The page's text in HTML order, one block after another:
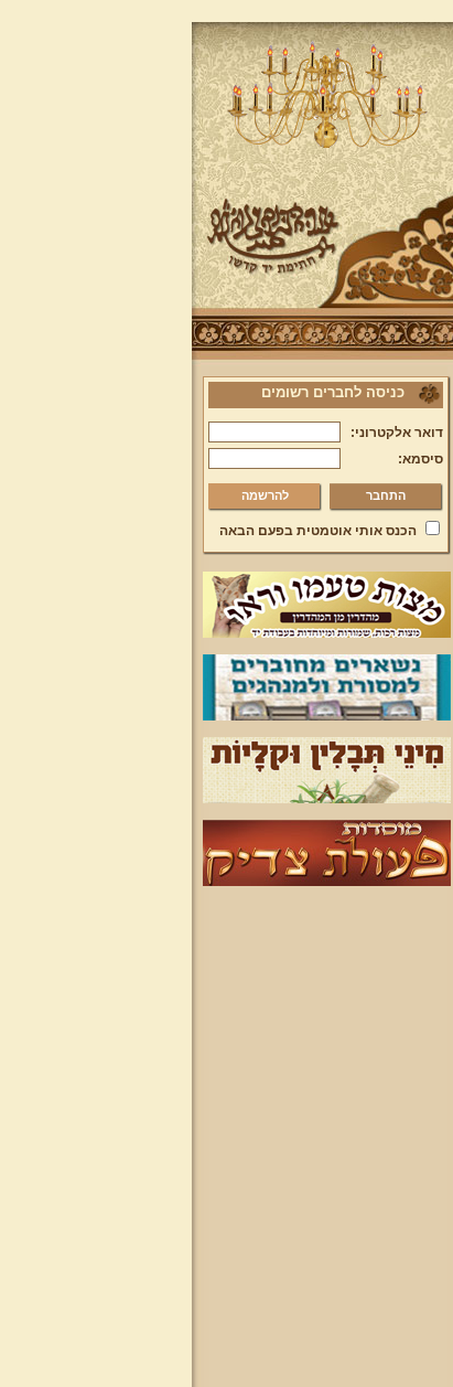
כניסה לחברים רשומים
דואר אלקטרוני:
סיסמא:
להרשמה
הכנס אותי אוטמטית בפעם הבאה